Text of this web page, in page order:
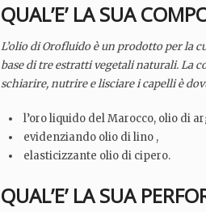
QUAL’E’ LA SUA
L’olio di Orofluido è un prodotto per la
base di tre estratti vegetali naturali. La
schiarire, nutrire e lisciare i capelli è
l’oro liquido del Marocco, olio di
evidenziando olio di lino ,
elasticizzante olio di cipero.
QUAL’E’ LA SUA